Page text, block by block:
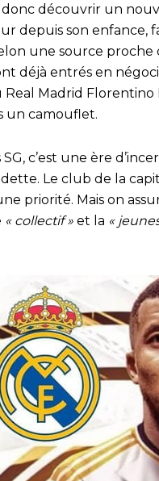
découvrir un
depuis son enfance,
une source
déjà entrés en
Madrid Florentino
un camouflet.
c’est une ère
Le club de la
priorité. Mais on
« collectif » et la «